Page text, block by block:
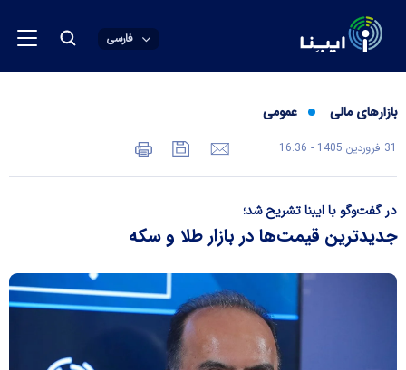
فارسی
بازارهای مالی عمومی
31 فروردين 1405 - 16:36
در گفت‌وگو با ایبنا تشریح شد؛
جدیدترین قیمت‌ها در بازار طلا و سکه